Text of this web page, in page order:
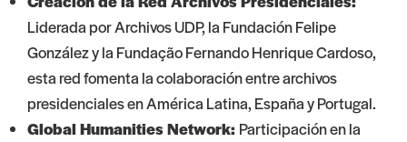
Liderada por Archivos UDP, la Fundación Felipe
González y la Fundação Fernando Henrique Cardoso,
esta red fomenta la colaboración entre archivos
presidenciales en América Latina, España y Portugal.
Global Humanities Network: Participación en la